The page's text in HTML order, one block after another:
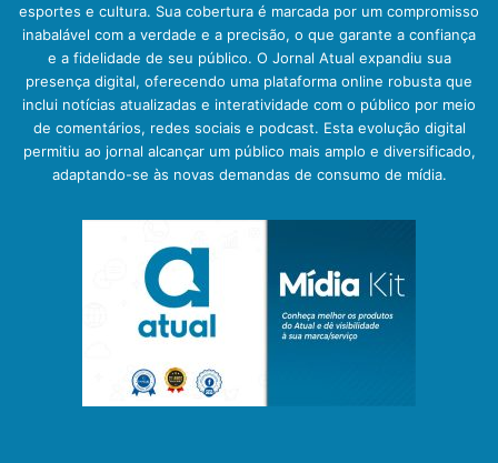
esportes e cultura. Sua cobertura é marcada por um compromisso
inabalável com a verdade e a precisão, o que garante a confiança
e a fidelidade de seu público. O Jornal Atual expandiu sua
presença digital, oferecendo uma plataforma online robusta que
inclui notícias atualizadas e interatividade com o público por meio
de comentários, redes sociais e podcast. Esta evolução digital
permitiu ao jornal alcançar um público mais amplo e diversificado,
adaptando-se às novas demandas de consumo de mídia.